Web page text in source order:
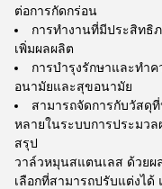
ต่อการกัดกร่อน
การทํางานที่มีประสิทธิ
เพิ่มผลผลิต
การบํารุงรักษาและทํา
อนามัยและสุขอนามัย
สามารถจัดการกับวัสดุ
หลายในระบบการประมวล
สรุป
วาล์วหมุนสแตนเลส ด้วยผ
เลือกที่สามารถปรับแต่งไ